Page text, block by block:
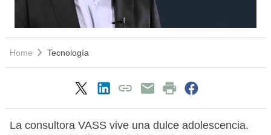
Home Tecnología
La consultora VASS vive una dulce adolescencia.